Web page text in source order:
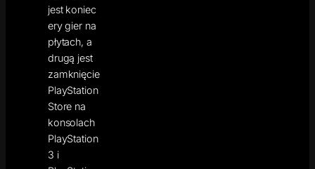
jest koniec
ery gier na
płytach, a
drugą jest
zamknięcie
PlayStation
Store na
konsolach
PlayStation
3 i